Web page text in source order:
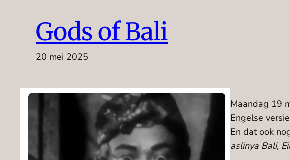
Gods of Bali
20 mei 2025
Maandag 19
Engelse
En dat ook
aslinya Bali,